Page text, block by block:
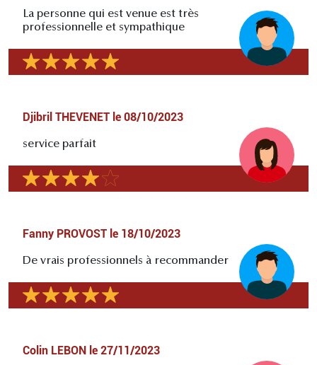
La personne qui est venue est très
professionnelle et sympathique
Djibril THEVENET le 08/10/2023
service parfait
Fanny PROVOST le 18/10/2023
De vrais professionnels à recommander
Colin LEBON le 27/11/2023